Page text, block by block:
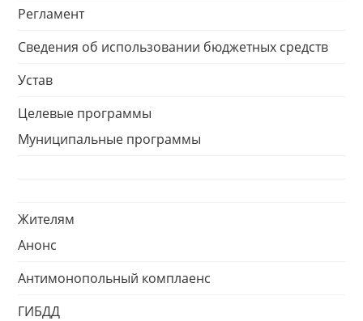
Регламент
Сведения об использовании бюджетных средств
Устав
Целевые программы
Муниципальные программы
Жителям
Анонс
Антимонопольный комплаенс
ГИБДД